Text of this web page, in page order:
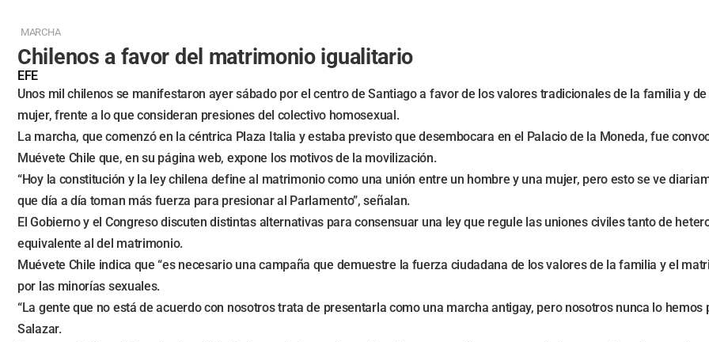
MARCHA
Chilenos a favor del matrimonio igualitario
EFE
Unos mil chilenos se manifestaron ayer sábado por el centro de Santiago a favor de los valores tradicionales de la familia y
mujer, frente a lo que consideran presiones del colectivo homosexual.
La marcha, que comenzó en la céntrica Plaza Italia y estaba previsto que desembocara en el Palacio de la Moneda, fue
Muévete Chile que, en su página web, expone los motivos de la movilización.
“Hoy la constitución y la ley chilena define al matrimonio como una unión entre un hombre y una mujer, pero esto se ve
que día a día toman más fuerza para presionar al Parlamento”, señalan.
El Gobierno y el Congreso discuten distintas alternativas para consensuar una ley que regule las uniones civiles tanto de
equivalente al del matrimonio.
Muévete Chile indica que “es necesario una campaña que demuestre la fuerza ciudadana de los valores de la familia y el
por las minorías sexuales.
“La gente que no está de acuerdo con nosotros trata de presentarla como una marcha antigay, pero nosotros nunca lo
Salazar.